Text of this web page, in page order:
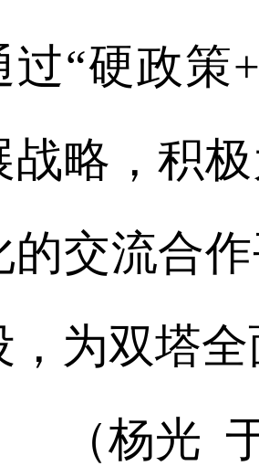
过“硬政策
战略，积
的交流合
，为双塔
杨光 于